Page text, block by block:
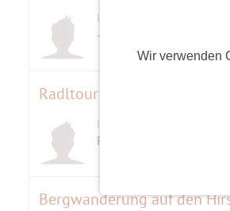
Wir verwenden
Initiator
-Klaus-
Radltour zum Hackensee
Initiator
Radl-Fuzzy